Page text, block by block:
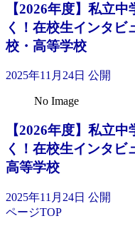
【2026年度】私立
く！在校生インタビ
校・高等学校
2025年11月24日 公開
No Image
【2026年度】私立
く！在校生インタビ
高等学校
2025年11月24日 公開
ページTOP